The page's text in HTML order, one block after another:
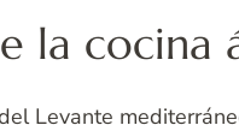
la cocina
Levante